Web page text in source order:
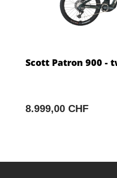
Scott Patron 900 -
8.999,00 CHF